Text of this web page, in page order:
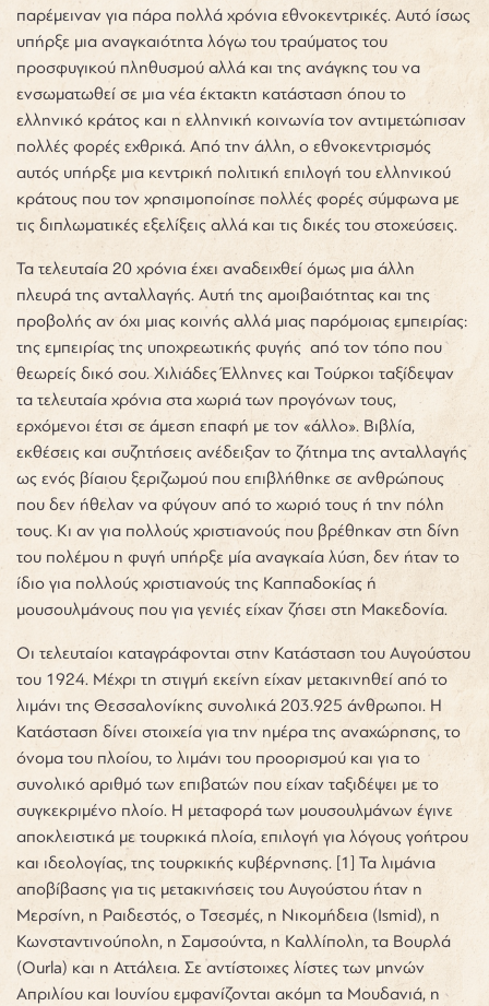
παρέμειναν για πάρα πολλά χρόνια εθνοκεντρικές. Αυτό ίσως
υπήρξε μια αναγκαιότητα λόγω του τραύματος του
προσφυγικού πληθυσμού αλλά και της ανάγκης του να
ενσωματωθεί σε μια νέα έκτακτη κατάσταση όπου το
ελληνικό κράτος και η ελληνική κοινωνία τον αντιμετώπισαν
πολλές φορές εχθρικά. Από την άλλη, ο εθνοκεντρισμός
αυτός υπήρξε μια κεντρική πολιτική επιλογή του ελληνικού
κράτους που τον χρησιμοποίησε πολλές φορές σύμφωνα με
τις διπλωματικές εξελίξεις αλλά και τις δικές του στοχεύσεις.
Τα τελευταία 20 χρόνια έχει αναδειχθεί όμως μια άλλη
πλευρά της ανταλλαγής. Αυτή της αμοιβαιότητας και της
προβολής αν όχι μιας κοινής αλλά μιας παρόμοιας εμπειρίας:
της εμπειρίας της υποχρεωτικής φυγής από τον τόπο που
θεωρείς δικό σου. Χιλιάδες Έλληνες και Τούρκοι ταξίδεψαν
τα τελευταία χρόνια στα χωριά των προγόνων τους,
ερχόμενοι έτσι σε άμεση επαφή με τον «άλλο». Βιβλία,
εκθέσεις και συζητήσεις ανέδειξαν το ζήτημα της ανταλλαγής
ως ενός βίαιου ξεριζωμού που επιβλήθηκε σε ανθρώπους
που δεν ήθελαν να φύγουν από το χωριό τους ή την πόλη
τους. Κι αν για πολλούς χριστιανούς που βρέθηκαν στη δίνη
του πολέμου η φυγή υπήρξε μία αναγκαία λύση, δεν ήταν το
ίδιο για πολλούς χριστιανούς της Καππαδοκίας ή
μουσουλμάνους που για γενιές είχαν ζήσει στη Μακεδονία.
Οι τελευταίοι καταγράφονται στην Κατάσταση του Αυγούστου
του 1924. Μέχρι τη στιγμή εκείνη είχαν μετακινηθεί από το
λιμάνι της Θεσσαλονίκης συνολικά 203.925 άνθρωποι. Η
Κατάσταση δίνει στοιχεία για την ημέρα της αναχώρησης, το
όνομα του πλοίου, το λιμάνι του προορισμού και για το
συνολικό αριθμό των επιβατών που είχαν ταξιδέψει με το
συγκεκριμένο πλοίο. Η μεταφορά των μουσουλμάνων έγινε
αποκλειστικά με τουρκικά πλοία, επιλογή για λόγους γοήτρου
και ιδεολογίας, της τουρκικής κυβέρνησης. [1] Τα λιμάνια
αποβίβασης για τις μετακινήσεις του Αυγούστου ήταν η
Μερσίνη, η Ραιδεστός, ο Τσεσμές, η Νικομήδεια (Ismid), η
Κωνσταντινούπολη, η Σαμσούντα, η Καλλίπολη, τα Βουρλά
(Ourla) και η Αττάλεια. Σε αντίστοιχες λίστες των μηνών
Απριλίου και Ιουνίου εμφανίζονται ακόμη τα Μουδανιά, η